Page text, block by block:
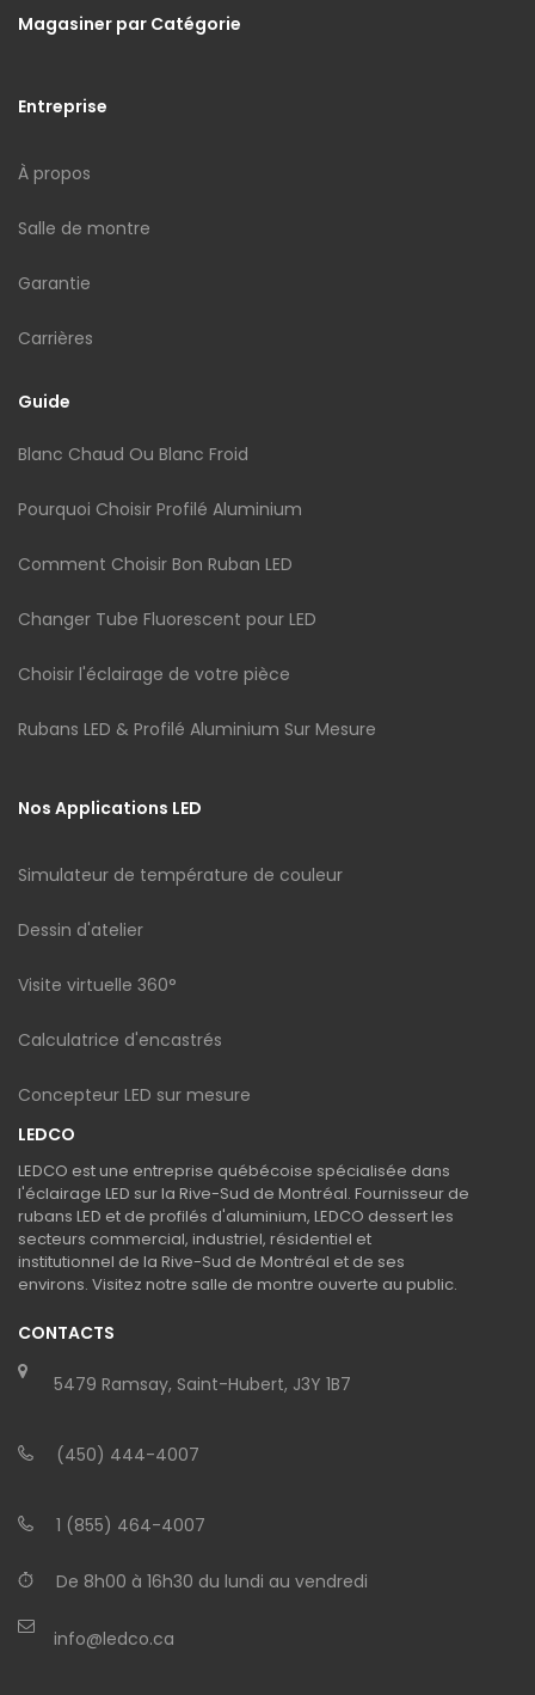
Magasiner par Catégorie
Entreprise
À propos
Salle de montre
Garantie
Carrières
Guide
Blanc Chaud Ou Blanc Froid
Pourquoi Choisir Profilé Aluminium
Comment Choisir Bon Ruban LED
Changer Tube Fluorescent pour LED
Choisir l'éclairage de votre pièce
Rubans LED & Profilé Aluminium Sur Mesure
Nos Applications LED
Simulateur de température de couleur
Dessin d'atelier
Visite virtuelle 360°
Calculatrice d'encastrés
Concepteur LED sur mesure
LEDCO
LEDCO est une entreprise québécoise spécialisée dans
l'éclairage LED sur la Rive-Sud de Montréal. Fournisseur de
rubans LED et de profilés d'aluminium, LEDCO dessert les
secteurs commercial, industriel, résidentiel et
institutionnel de la Rive-Sud de Montréal et de ses
environs. Visitez notre salle de montre ouverte au public.
CONTACTS
5479 Ramsay, Saint-Hubert, J3Y 1B7
(450) 444-4007
1 (855) 464-4007
De 8h00 à 16h30 du lundi au vendredi
info@ledco.ca